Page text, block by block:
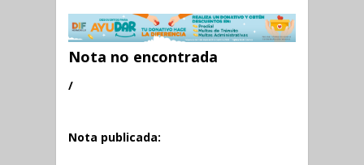
Nota no encontrada
/
Nota publicada: